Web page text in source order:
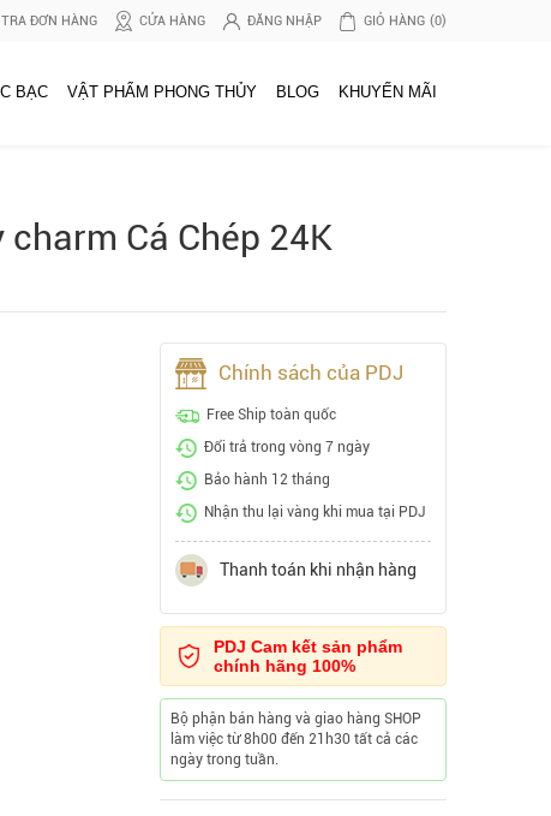
ĐƠN HÀNG CỬA HÀNG ĐĂNG NHẬP GIỎ HÀNG (0)
BẠC VẬT PHẨM PHONG THỦY BLOG KHUYẾN MÃI
Cá Chép 24K
Chính sách của PDJ
Free Ship toàn quốc
Đổi trả trong vòng 7 ngày
Bảo hành 12 tháng
Nhận thu lại vàng khi mua tại PDJ
Thanh toán khi nhận hàng
PDJ Cam kết sản phẩm
chính hãng 100%
Bộ phận bán hàng và giao hàng SHOP
làm việc từ 8h00 đến 21h30 tất cả các
ngày trong tuần.